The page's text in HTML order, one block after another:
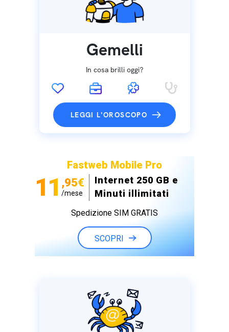
Gemelli
In cosa brilli oggi?
LEGGI L'OROSCOPO
Fastweb Mobile Pro
11 ,95€
/mese
Internet 250 GB e
Minuti illimitati
Spedizione SIM GRATIS
SCOPRI